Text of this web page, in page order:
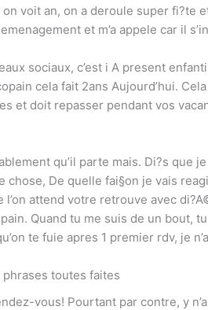
on voit an, on a deroule super fi?te
et m’a appele car il
sociaux, c’est i A present
cela fait 2ans Aujourd’hui.
et doit repasser pendant vos
qu’il parte mais. Di?s
De quelle fai§on je vais
attend votre retrouve avec
Quand tu me suis de un bout,
te fuie apres 1 premier rdv, je
phrases toutes faites
vous! Pourtant par contre, y